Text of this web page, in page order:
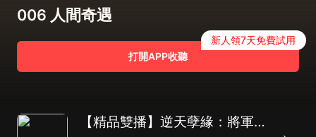
006 人間奇遇
打開APP收聽
新人領7天免費試用
【精品雙播】逆天孽緣：將軍從了本宮吧|仙凡奇緣